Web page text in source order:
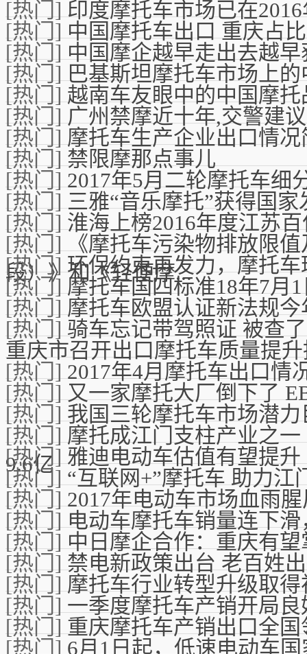
[热门]印度摩托车市场已在
[热门]中国摩托车出口 重庆占
[热门]中国摩企越早走出去越
[热门]巴基斯坦摩托车市场上
[热门]越南车友眼中的中国摩托
[热门]广州禁摩近十年,交警建
[热门]摩托车生产企业出口情况
[热门]禁限摩那点事儿
[热门]2017年5月二轮摩托车细
[热门]三雅“音乐摩托”获得国
[热门]淮海上榜2016年度江苏
[热门]《摩托车污染物排放限
段）》和《轻便摩...
[热门]环保约束再发力，摩托
[热门]摩托车国四标准18年7月
[热门]摩托车欧盟认证新法规
[热门]骑车忘记带驾照证 被查
重庆市召开出口摩托车质量提
[热门]2017年4月摩托车出口情
[热门]又一家摩托大厂倒下了
[热门]我国三轮摩托车市场潜力
[热门]摩托成江门支柱产业之
9.6亿
[热门]雅迪电动车估值有望提升
[热门]“互联网+”摩托车 助力江
[热门]2017年电动车市场血雨
[热门]电动车摩托车销量连下
[热门]中日摩企合作：重庆有
[热门]禁电新政策出台 老百姓
[热门]摩托车行业转型升级取
[热门]一季度摩托车产销开局
[热门]重庆摩托车产销出口全国
[热门]6月1日起，低速电动车